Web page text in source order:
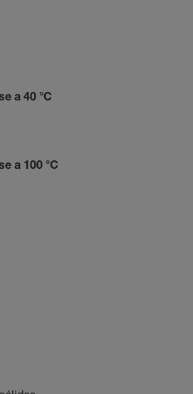
a 40 °C
a 100 °C